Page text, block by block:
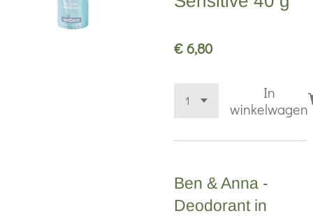
€ 6,80
In
winkelwagen
Ben & Anna -
Deodorant in